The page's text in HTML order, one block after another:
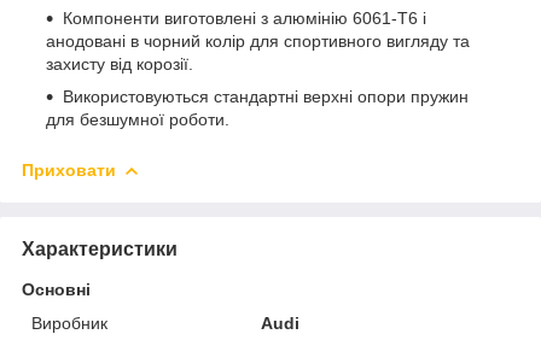
Компоненти виготовлені з алюмінію 6061-T6 і
анодовані в чорний колір для спортивного вигляду та
захисту від корозії.
Використовуються стандартні верхні опори пружин
для безшумної роботи.
Приховати
Характеристики
Основні
Виробник
Audi